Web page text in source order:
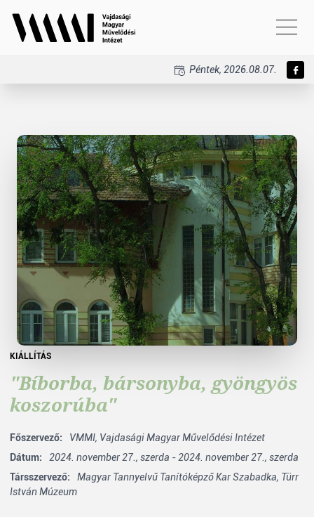
Péntek, 2026.08.07.
KIÁLLÍTÁS
"Bíborba, bársonyba, gyöngyös
koszorúba"
Főszervező: VMMI, Vajdasági Magyar Művelődési Intézet
Dátum:
2024. november 27., szerda - 2024. november 27., szerda
Társszervező:
Magyar Tannyelvű Tanítóképző Kar Szabadka, Türr
István Múzeum